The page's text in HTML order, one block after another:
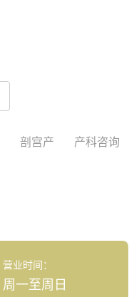
剖宫产 产科咨询
营业时间：
周一至周日